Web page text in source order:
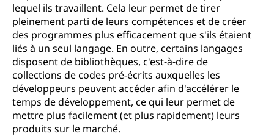
lequel ils travaillent. Cela leur permet de tirer
pleinement parti de leurs compétences et de créer
des programmes plus efficacement que s'ils étaient
liés à un seul langage. En outre, certains langages
disposent de bibliothèques, c'est-à-dire de
collections de codes pré-écrits auxquelles les
développeurs peuvent accéder afin d'accélérer le
temps de développement, ce qui leur permet de
mettre plus facilement (et plus rapidement) leurs
produits sur le marché.